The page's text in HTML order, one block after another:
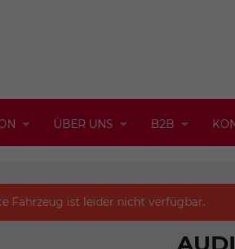
ÜBER UNS B2B
Fahrzeug ist leider nicht verfügbar.